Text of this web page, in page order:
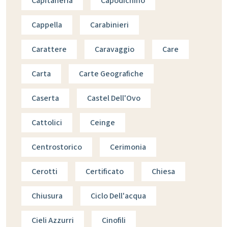
Cappella Carabinieri
Carattere Caravaggio Care
Carta Carte Geografiche
Caserta Castel Dell'Ovo
Cattolici Ceinge
Centrostorico Cerimonia
Cerotti Certificato Chiesa
Chiusura Ciclo Dell'acqua
Cieli Azzurri Cinofili